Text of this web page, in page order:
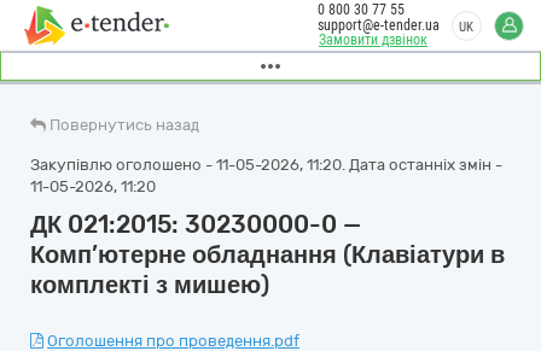
Замовити дзвінок
0 800 30 77 55
support@e-tender.ua
UK
Повернутись назад
Закупівлю оголошено - 11-05-2026, 11:20. Дата останніх змін -
11-05-2026, 11:20
ДК 021:2015: 30230000-0 —
Комп’ютерне обладнання (Клавіатури в
комплекті з мишею)
Оголошення про проведення.pdf